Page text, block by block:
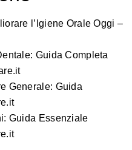
l’Igiene Orale Oggi –
Guida Completa
Generale: Guida
Guida Essenziale